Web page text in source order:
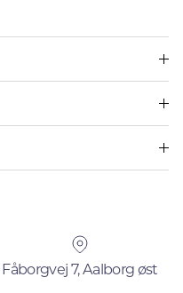
Fåborgvej 7, Aalborg øst